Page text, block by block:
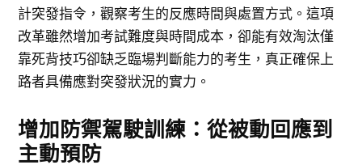
計突發指令，觀察考生的反應時間與處置方式。這項
改革雖然增加考試難度與時間成本，卻能有效淘汰僅
靠死背技巧卻缺乏臨場判斷能力的考生，真正確保上
路者具備應對突發狀況的實力。
增加防禦駕駛訓練：從被動回應到
主動預防